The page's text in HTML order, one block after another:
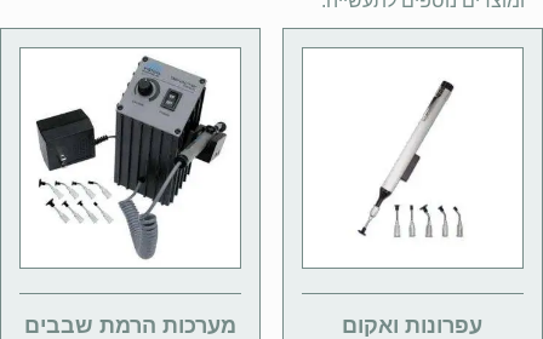
עפרונות ואקום מערכות הרמת שבבים